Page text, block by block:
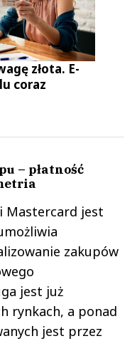
złota. E-
coraz
– płatność
Mastercard jest
zakupów
jest już
rynkach, a ponad
jest przez